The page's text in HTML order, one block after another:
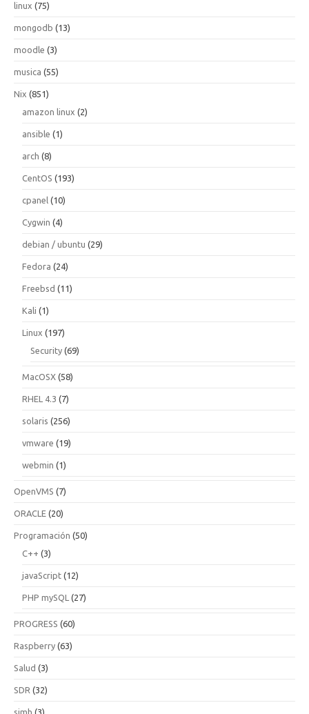
linux (75)
mongodb (13)
moodle (3)
musica (55)
Nix (851)
amazon linux (2)
ansible (1)
arch (8)
CentOS (193)
cpanel (10)
Cygwin (4)
debian / ubuntu (29)
Fedora (24)
Freebsd (11)
Kali (1)
Linux (197)
Security (69)
MacOSX (58)
RHEL 4.3 (7)
solaris (256)
vmware (19)
webmin (1)
OpenVMS (7)
ORACLE (20)
Programación (50)
C++ (3)
javaScript (12)
PHP mySQL (27)
PROGRESS (60)
Raspberry (63)
Salud (3)
SDR (32)
simh (3)